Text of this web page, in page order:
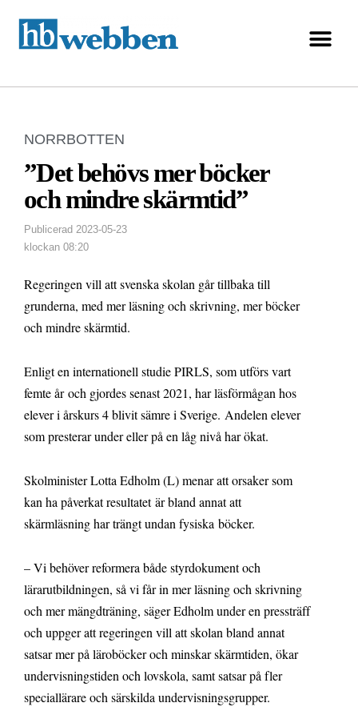
NORRBOTTEN
”Det behövs mer böcker
och mindre skärmtid”
Publicerad 2023-05-23
klockan 08:20
Regeringen vill att svenska skolan går tillbaka till
grunderna, med mer läsning och skrivning, mer böcker
och mindre skärmtid.
Enligt en internationell studie PIRLS, som utförs vart
femte år och gjordes senast 2021, har läsförmågan hos
elever i årskurs 4 blivit sämre i Sverige. Andelen elever
som presterar under eller på en låg nivå har ökat.
Skolminister Lotta Edholm (L) menar att orsaker som
kan ha påverkat resultatet är bland annat att
skärmläsning har trängt undan fysiska böcker.
– Vi behöver reformera både styrdokument och
lärarutbildningen, så vi får in mer läsning och skrivning
och mer mängdträning, säger Edholm under en pressträff
och uppger att regeringen vill att skolan bland annat
satsar mer på läroböcker och minskar skärmtiden, ökar
undervisningstiden och lovskola, samt satsar på fler
speciallärare och särskilda undervisningsgrupper.